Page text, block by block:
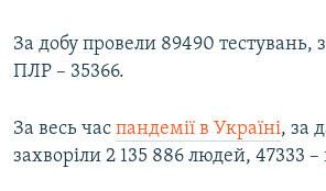
За добу провели 89490 тестувань,
ПЛР – 35366.
За весь час пандемії в Україні, за
захворіли 2 135 886 людей, 47333